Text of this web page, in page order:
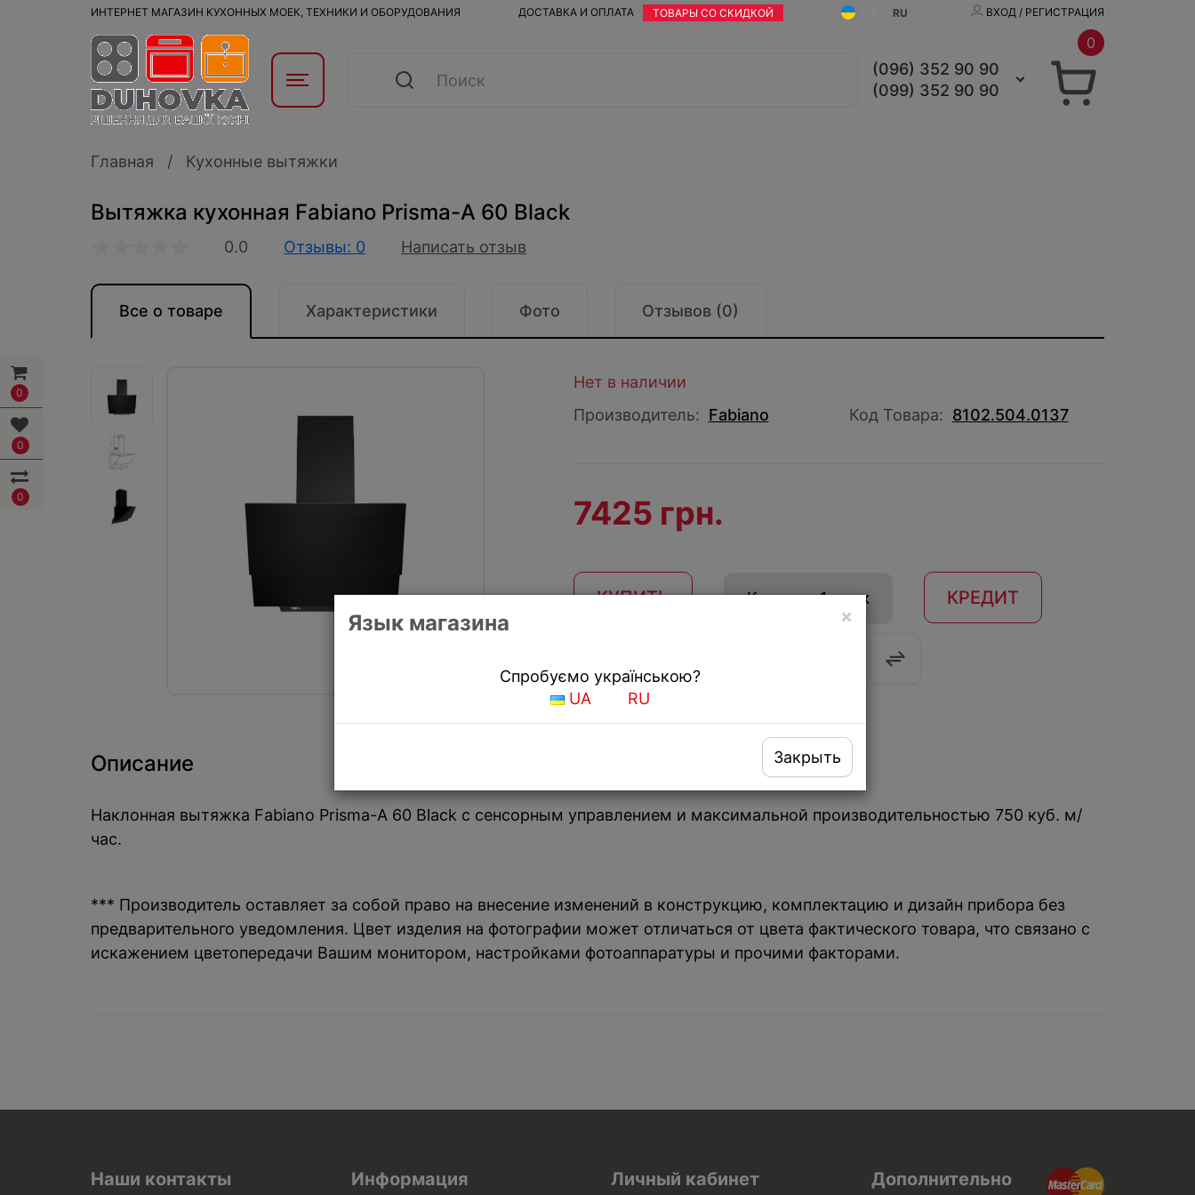
0
0
0
ИНТЕРНЕТ МАГАЗИН КУХОННЫХ МОЕК, ТЕХНИКИ И ОБОРУДОВАНИЯ ДОСТАВКА И ОПЛАТА ТОВАРЫ СО СКИДКОЙ RU ВХОД / РЕГИСТРАЦИЯ
(096) 352 90 90
(099) 352 90 90
0
Главная Кухонные вытяжки
Вытяжка кухонная Fabiano Prisma-A 60 Black
0.0 Отзывы: 0 Написать отзыв
Все о товаре Характеристики Фото Отзывов (0)
×
Язык магазина
Спробуємо українською?
UA
RU
Закрыть
Нет в наличии
Производитель: Fabiano Код Товара: 8102.504.0137
7425 грн.
КУПИТЬ Купить в 1 клик КРЕДИТ
Описание
Наклонная вытяжка Fabiano Prisma-A 60 Black с сенсорным управлением и максимальной производительностью 750 куб. м/
час.
*** Производитель оставляет за собой право на внесение изменений в конструкцию, комплектацию и дизайн прибора без
предварительного уведомления. Цвет изделия на фотографии может отличаться от цвета фактического товара, что связано с
искажением цветопередачи Вашим монитором, настройками фотоаппаратуры и прочими факторами.
Наши контакты Информация Личный кабинет Дополнительно